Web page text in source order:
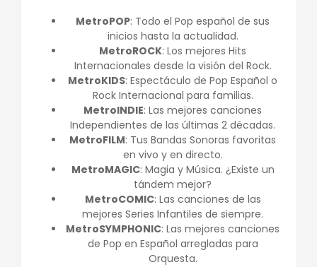
MetroPOP: Todo el Pop español de sus
inicios hasta la actualidad.
MetroROCK: Los mejores Hits
Internacionales desde la visión del Rock.
MetroKIDS: Espectáculo de Pop Español o
Rock Internacional para familias.
MetroINDIE: Las mejores canciones
Independientes de las últimas 2 décadas.
MetroFILM: Tus Bandas Sonoras favoritas
en vivo y en directo.
MetroMAGIC: Magia y Música. ¿Existe un
tándem mejor?
MetroCOMIC: Las canciones de las
mejores Series Infantiles de siempre.
MetroSYMPHONIC: Las mejores canciones
de Pop en Español arregladas para
Orquesta.